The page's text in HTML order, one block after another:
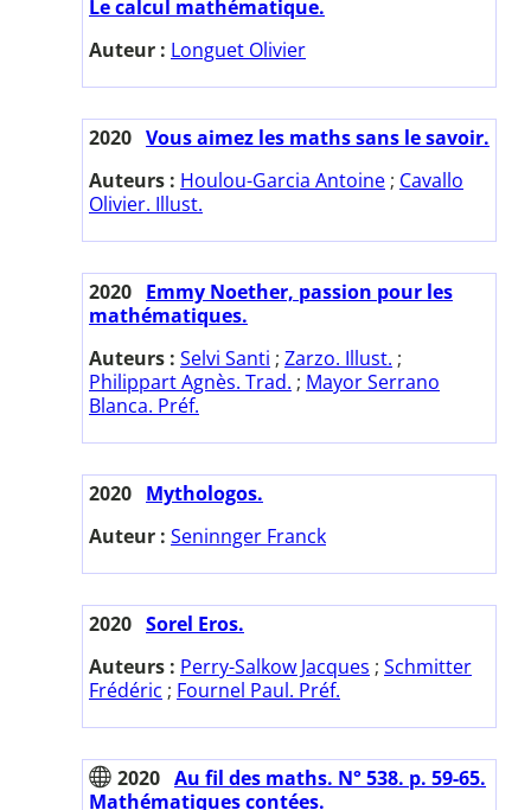
Le calcul mathématique.
Auteur : Longuet Olivier
2020 Vous aimez les maths sans le savoir.
Auteurs : Houlou-Garcia Antoine ; Cavallo
Olivier. Illust.
2020 Emmy Noether, passion pour les
mathématiques.
Auteurs : Selvi Santi ; Zarzo. Illust. ;
Philippart Agnès. Trad. ; Mayor Serrano
Blanca. Préf.
2020 Mythologos.
Auteur : Seninnger Franck
2020 Sorel Eros.
Auteurs : Perry-Salkow Jacques ; Schmitter
Frédéric ; Fournel Paul. Préf.
2020 Au fil des maths. N° 538. p. 59-65.
Mathématiques contées.